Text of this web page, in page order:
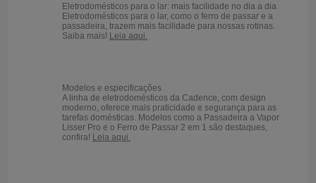
Eletrodomésticos para o lar: mais facilidade no dia a dia
Eletrodomésticos para o lar, como o ferro de passar e a
passadeira, trazem mais facilidade para nossas rotinas.
Saiba mais! Leia aqui.
Modelos e especificações
A linha de eletrodomésticos da Cadence, com design
moderno, oferece mais praticidade e segurança para as
tarefas domésticas. Modelos como a Passadeira a Vapor
Lisser Pro e o Ferro de Passar 2 em 1 são destaques,
confira! Leia aqui.